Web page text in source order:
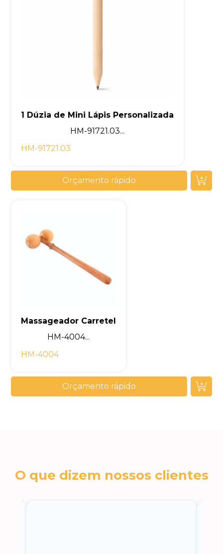
1 Dúzia de Mini Lápis Personalizada
HM-91721.03...
HM-91721.03
Orçamento rápido
Massageador Carretel
HM-4004...
HM-4004
Orçamento rápido
O que dizem nossos clientes